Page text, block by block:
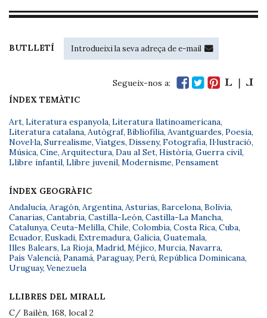
BUTLLETÍ
Segueix-nos a:
ÍNDEX TEMÀTIC
Art, Literatura espanyola, Literatura llatinoamericana,
Literatura catalana, Autògraf, Bibliofília, Avantguardes, Poesia,
Novel·la, Surrealisme, Viatges, Disseny, Fotografia, Il·lustració,
Música, Cine, Arquitectura, Dau al Set, Història, Guerra civil,
Llibre infantil, Llibre juvenil, Modernisme, Pensament
ÍNDEX GEOGRÀFIC
Andalucía, Aragón, Argentina, Asturias, Barcelona, Bolivia,
Canarias, Cantabria, Castilla-León, Castilla-La Mancha,
Catalunya, Ceuta-Melilla, Chile, Colombia, Costa Rica, Cuba,
Ecuador, Euskadi, Extremadura, Galicia, Guatemala,
Illes Balears, La Rioja, Madrid, Méjico, Murcia, Navarra,
País Valencià, Panamá, Paraguay, Perú, República Dominicana,
Uruguay, Venezuela
LLIBRES DEL MIRALL
C/ Bailèn, 168, local 2